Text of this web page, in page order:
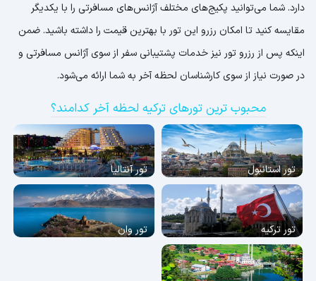
دارد. شما می‌توانید پکیج‌های مختلف آژانس‌های مسافرتی را با یکدیگر
مقایسه کنید تا امکان رزرو این تور با بهترین قیمت را داشته باشید. ضمن
اینکه پس از رزرو تور نیز خدمات پشتیبانی سفر از سوی آژانس مسافرتی و
در صورت نیاز از سوی کارشناسان لحظه آخر به شما ارائه می‌شود.
محبوب ترین تورهای ترکیه لحظه آخر کدامند؟
تور استانبول تور آنتالیا
تور ترکیه تور وان